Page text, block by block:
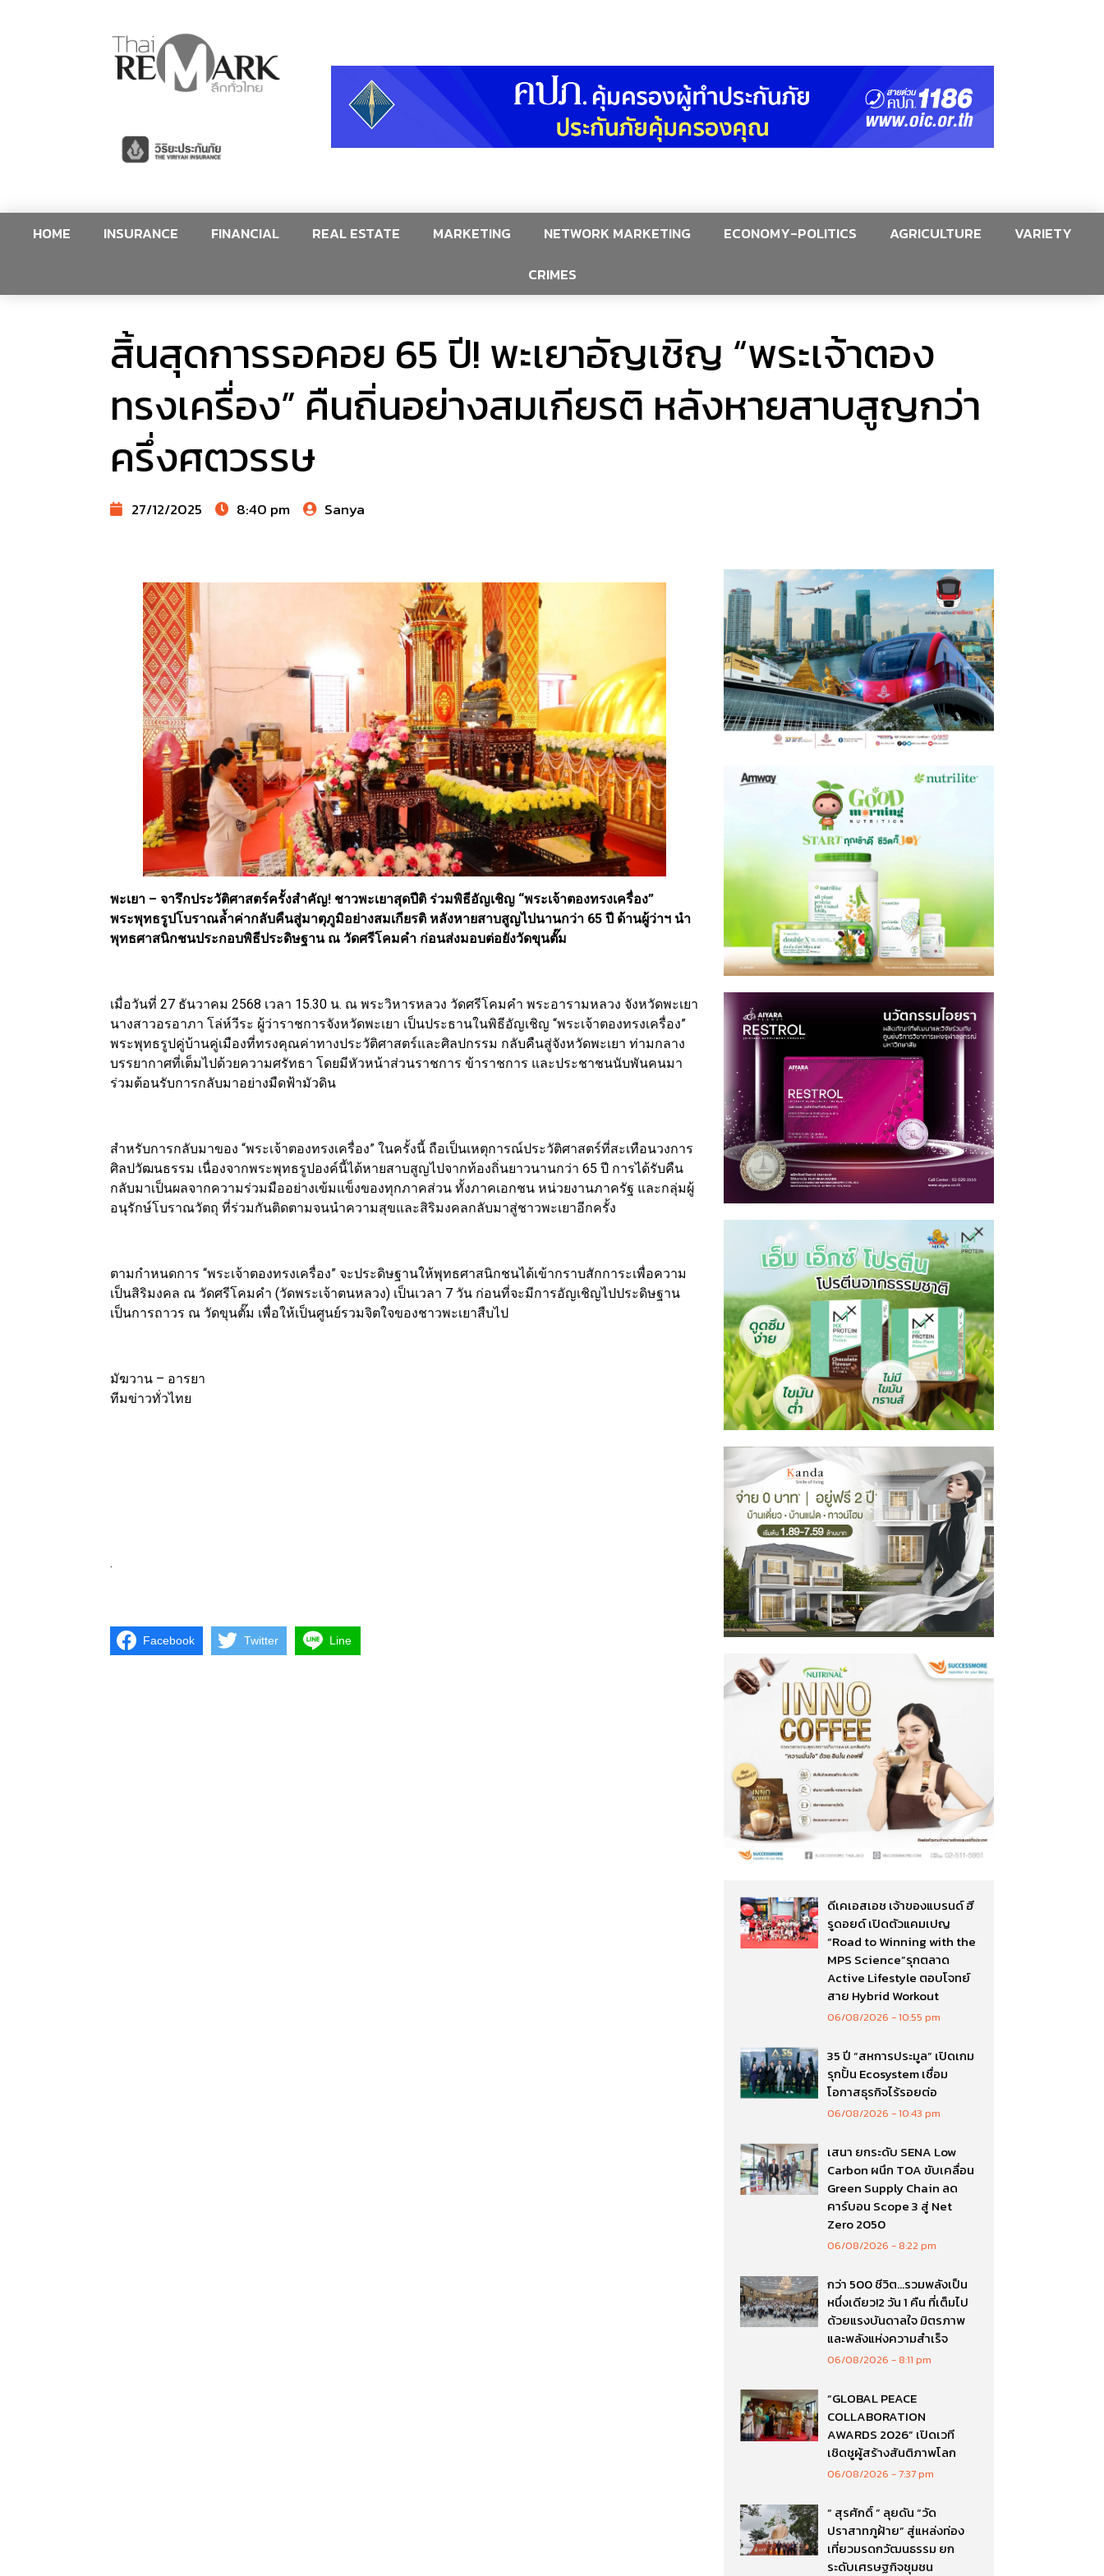
HOME INSURANCE FINANCIAL REAL ESTATE MARKETING NETWORK MARKETING ECONOMY-POLITICS AGRICULTURE
VARIETY
CRIMES
สิ้นสุดการรอคอย 65 ปี! พะเยาอัญเชิญ “พระเจ้าตอง
ทรงเครื่อง” คืนถิ่นอย่างสมเกียรติ หลังหายสาบสูญกว่า
ครึ่งศตวรรษ
27/12/2025 8:40 pm Sanya
พะเยา – จารึกประวัติศาสตร์ครั้งสำคัญ! ชาวพะเยาสุดปีติ ร่วมพิธีอัญเชิญ “พระเจ้าตองทรงเครื่อง”
พระพุทธรูปโบราณล้ำค่ากลับคืนสู่มาตุภูมิอย่างสมเกียรติ หลังหายสาบสูญไปนานกว่า 65 ปี ด้านผู้ว่าฯ นำ
พุทธศาสนิกชนประกอบพิธีประดิษฐาน ณ วัดศรีโคมคำ ก่อนส่งมอบต่อยังวัดขุนตั๊ม
เมื่อวันที่ 27 ธันวาคม 2568 เวลา 15.30 น. ณ พระวิหารหลวง วัดศรีโคมคำ พระอารามหลวง จังหวัดพะเยา
นางสาวอรอาภา โล่ห์วีระ ผู้ว่าราชการจังหวัดพะเยา เป็นประธานในพิธีอัญเชิญ “พระเจ้าตองทรงเครื่อง”
พระพุทธรูปคู่บ้านคู่เมืองที่ทรงคุณค่าทางประวัติศาสตร์และศิลปกรรม กลับคืนสู่จังหวัดพะเยา ท่ามกลาง
บรรยากาศที่เต็มไปด้วยความศรัทธา โดยมีหัวหน้าส่วนราชการ ข้าราชการ และประชาชนนับพันคนมา
ร่วมต้อนรับการกลับมาอย่างมืดฟ้ามัวดิน
สำหรับการกลับมาของ “พระเจ้าตองทรงเครื่อง” ในครั้งนี้ ถือเป็นเหตุการณ์ประวัติศาสตร์ที่สะเทือนวงการ
ศิลปวัฒนธรรม เนื่องจากพระพุทธรูปองค์นี้ได้หายสาบสูญไปจากท้องถิ่นยาวนานกว่า 65 ปี การได้รับคืน
กลับมาเป็นผลจากความร่วมมืออย่างเข้มแข็งของทุกภาคส่วน ทั้งภาคเอกชน หน่วยงานภาครัฐ และกลุ่มผู้
อนุรักษ์โบราณวัตถุ ที่ร่วมกันติดตามจนนำความสุขและสิริมงคลกลับมาสู่ชาวพะเยาอีกครั้ง
ตามกำหนดการ “พระเจ้าตองทรงเครื่อง” จะประดิษฐานให้พุทธศาสนิกชนได้เข้ากราบสักการะเพื่อความ
เป็นสิริมงคล ณ วัดศรีโคมคำ (วัดพระเจ้าตนหลวง) เป็นเวลา 7 วัน ก่อนที่จะมีการอัญเชิญไปประดิษฐาน
เป็นการถาวร ณ วัดขุนตั๊ม เพื่อให้เป็นศูนย์รวมจิตใจของชาวพะเยาสืบไป
มัฆวาน – อารยา
ทีมข่าวทั่วไทย
.
Facebook Twitter Line
ดีเคเอสเอช เจ้าของแบรนด์ ฮี
รูดอยด์ เปิดตัวแคมเปญ
“Road to Winning with the
MPS Science”รุกตลาด
Active Lifestyle ตอบโจทย์
สาย Hybrid Workout
06/08/2026 10:55 pm
35 ปี “สหการประมูล” เปิดเกม
รุกปั้น Ecosystem เชื่อม
โอกาสธุรกิจไร้รอยต่อ
06/08/2026 10:43 pm
เสนา ยกระดับ SENA Low
Carbon ผนึก TOA ขับเคลื่อน
Green Supply Chain ลด
คาร์บอน Scope 3 สู่ Net
Zero 2050
06/08/2026 8:22 pm
กว่า 500 ชีวิต…รวมพลังเป็น
หนึ่งเดียว!2 วัน 1 คืน ที่เต็มไป
ด้วยแรงบันดาลใจ มิตรภาพ
และพลังแห่งความสำเร็จ
06/08/2026 8:11 pm
“GLOBAL PEACE
COLLABORATION
AWARDS 2026” เปิดเวที
เชิดชูผู้สร้างสันติภาพโลก
06/08/2026 7:37 pm
“ สุรศักดิ์ ” ลุยดัน “วัด
ปราสาทภูฝ้าย” สู่แหล่งท่อง
เที่ยวมรดกวัฒนธรรม ยก
ระดับเศรษฐกิจชุมชน